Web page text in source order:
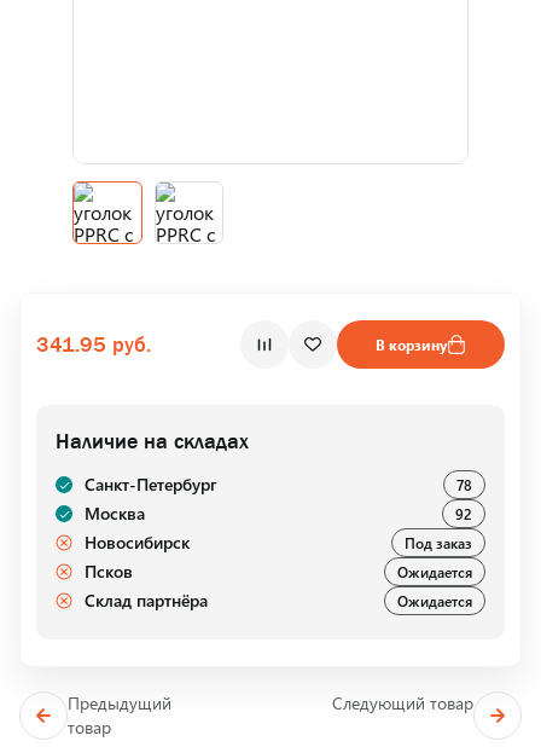
341.95 руб. В корзину
Наличие на складах
Санкт-Петербург 78
Москва 92
Новосибирск Под заказ
Псков Ожидается
Склад партнёра Ожидается
Предыдущий
товар
Следующий товар